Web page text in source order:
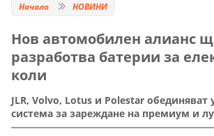
Начало НОВИНИ
Нов автомобилен алианс
разработва батерии за
коли
JLR, Volvo, Lotus и Polestar обединяват
система за зареждане на премиум и